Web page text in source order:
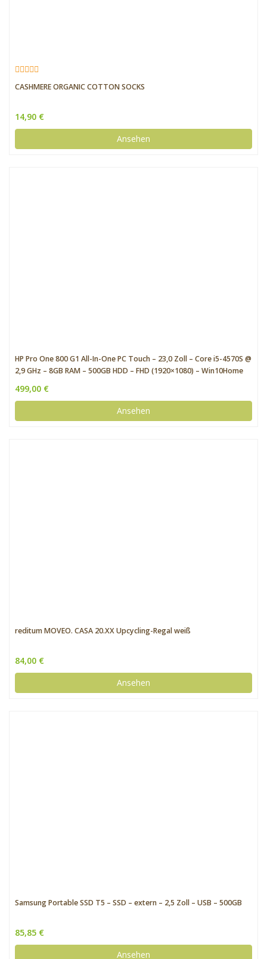
CASHMERE ORGANIC COTTON SOCKS
14,90 €
Ansehen
HP Pro One 800 G1 All-In-One PC Touch – 23,0 Zoll – Core i5-4570S @
2,9 GHz – 8GB RAM – 500GB HDD – FHD (1920×1080) – Win10Home
499,00 €
Ansehen
reditum MOVEO. CASA 20.XX Upcycling-Regal weiß
84,00 €
Ansehen
Samsung Portable SSD T5 – SSD – extern – 2,5 Zoll – USB – 500GB
85,85 €
Ansehen